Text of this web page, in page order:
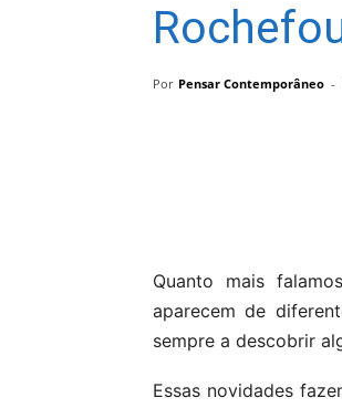
Por Pensar Contemporâneo -
Quanto mais
aparecem de
sempre a descobrir
Essas novidades